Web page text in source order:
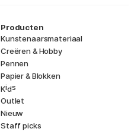
Producten
Kunstenaarsmateriaal
Creëren & Hobby
Pennen
Papier & Blokken
Kids
Outlet
Nieuw
Staff picks